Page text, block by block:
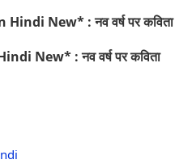
New* : नव वर्ष पर कविता